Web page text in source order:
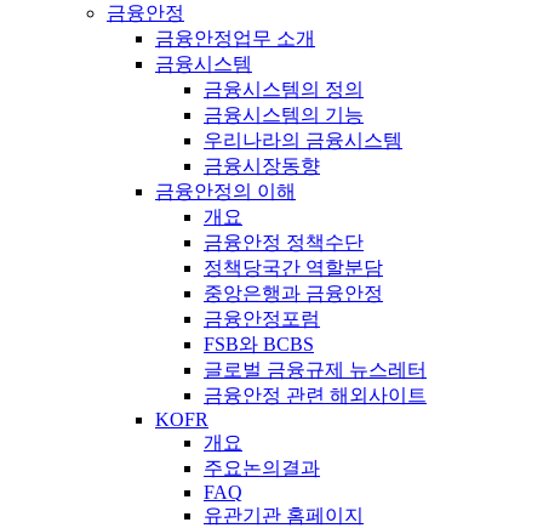
금융안정
금융안정업무 소개
금융시스템
금융시스템의 정의
금융시스템의 기능
우리나라의 금융시스템
금융시장동향
금융안정의 이해
개요
금융안정 정책수단
정책당국간 역할분담
중앙은행과 금융안정
금융안정포럼
FSB와 BCBS
글로벌 금융규제 뉴스레터
금융안정 관련 해외사이트
KOFR
개요
주요논의결과
FAQ
유관기관 홈페이지